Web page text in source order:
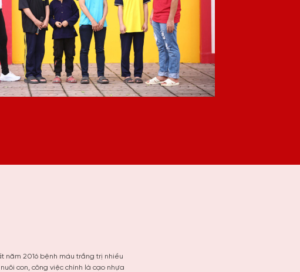
năm 2016 bệnh máu trắng trị nhiều
con, công việc chính là cạo nhựa